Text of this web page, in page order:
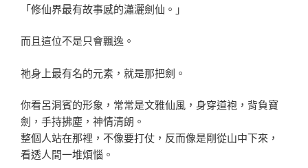
「修仙界最有故事感的瀟灑劍仙。」
而且這位不是只會飄逸。
祂身上最有名的元素，就是那把劍。
你看呂洞賓的形象，常常是文雅仙風，身穿道袍，背負寶
劍，手持拂塵，神情清朗。
整個人站在那裡，不像要打仗，反而像是剛從山中下來，
看透人間一堆煩惱。